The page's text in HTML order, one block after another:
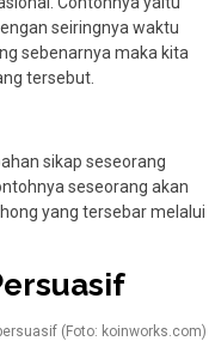
seiringnya waktu
sebenarnya maka kita
tersebut.
sikap seseorang
seseorang akan
yang tersebar melalui
(Foto: koinworks.com)